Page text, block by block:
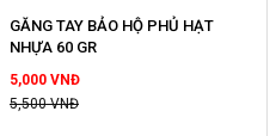
GĂNG TAY BẢO HỘ PHỦ HẠT
NHỰA 60 GR
5,000 VNĐ
5,500 VNĐ